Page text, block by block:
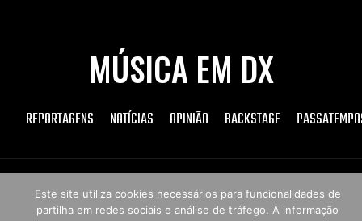
MÚSICA EM DX
REPORTAGENS NOTÍCIAS OPINIÃO BACKSTAGE
Copyright © 2026 Música em DX
Este site utiliza cookies necessários para funcionalidades de
partilha em redes sociais e análise de tráfego. A informação